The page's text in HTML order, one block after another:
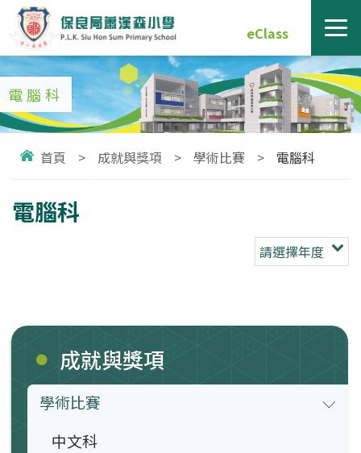
eClass
電腦科
首頁 > 成就與獎項 > 學術比賽 > 電腦科
電腦科
請選擇年度
成就與獎項
學術比賽
中文科